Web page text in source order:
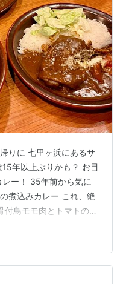
りに 七里ヶ浜にあるサ
年以上ぶりかも？ お目
ー！ 35年前から気に
煮込みカレー これ、絶
鳥モモ肉とトマトのカ
ないビーフサラダ！ 周
注文している人が多か
かな？ ビーフサラダ、